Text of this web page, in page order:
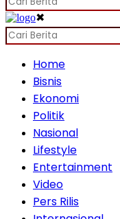
✖
Home
Bisnis
Ekonomi
Politik
Nasional
Lifestyle
Entertainment
Video
Pers Rilis